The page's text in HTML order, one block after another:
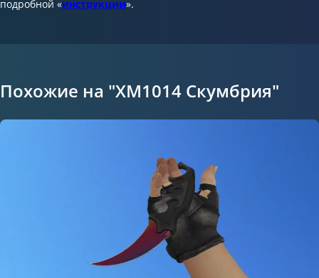
подробной «инструкции».
Похожие на "XM1014 Скумбрия"